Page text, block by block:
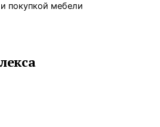
покупкой мебели